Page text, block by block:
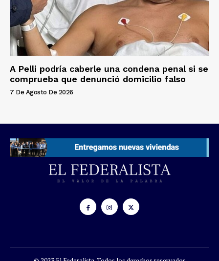
A Pelli podría caberle una condena penal si se
comprueba que denunció domicilio falso
7 De Agosto De 2026